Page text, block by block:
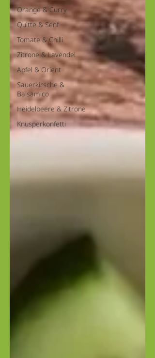
Orange & Curry
Quitte & Senf
Tomate & Chilli
Zitrone & Lavendel
Apfel & Orient
Sauerkirsche &
Balsamico
Heidelbeere & Zitrone
Knusperkonfetti